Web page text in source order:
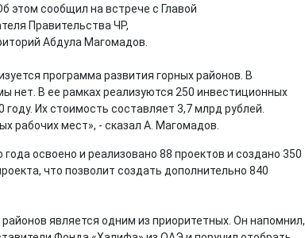
этом сообщил на встрече с Главой
Правительства ЧР,
Абдула Магомадов.
программа развития горных районов. В
нет. В ее рамках реализуются 250 инвестиционных
Их стоимость составляет 3,7 млрд рублей.
рабочих мест», - сказал А. Магомадов.
освоено и реализовано 88 проектов и создано 350
что позволит создать дополнительно 840
является одним из приоритетных. Он напомнил,